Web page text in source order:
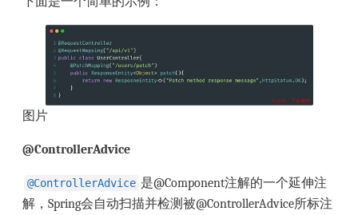
图片
@ControllerAdvice
@ControllerAdvice 是@Component注解的一个延伸注
解，Spring会自动扫描并检测被@ControllerAdvice所标注